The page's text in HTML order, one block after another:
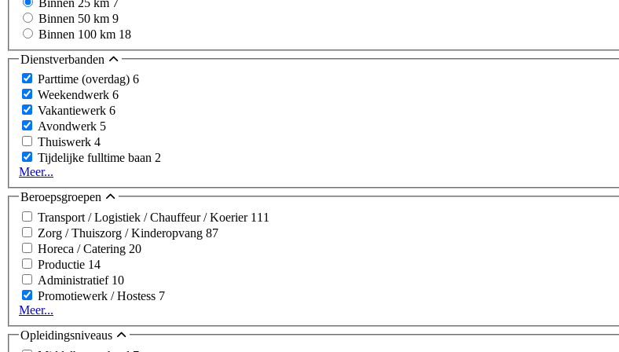
Binnen 50 km 9
Binnen 100 km 18
Dienstverbanden
Parttime (overdag) 6
Weekendwerk 6
Vakantiewerk 6
Avondwerk 5
Thuiswerk 4
Tijdelijke fulltime baan 2
Meer...
Beroepsgroepen
Transport / Logistiek / Chauffeur / Koerier 111
Zorg / Thuiszorg / Kinderopvang 87
Horeca / Catering 20
Productie 14
Administratief 10
Promotiewerk / Hostess 7
Meer...
Opleidingsniveaus